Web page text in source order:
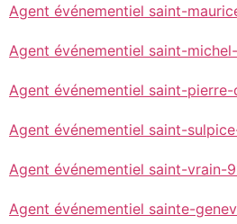
Agent événementiel saint-
Agent événementiel saint-
Agent événementiel saint-
Agent événementiel saint-
Agent événementiel saint-vrain-
Agent événementiel sainte-